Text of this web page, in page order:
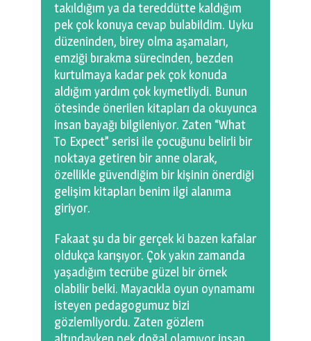
takıldığım ya da tereddütte kaldığım
pek çok konuya cevap bulabildim. Uyku
düzeninden, birey olma aşamaları,
emziği bırakma sürecinden, bezden
kurtulmaya kadar pek çok konuda
aldığım yardım çok kıymetliydi. Bunun
ötesinde önerilen kitapları da okuyunca
insan bayağı bilgileniyor. Zaten “What
To Expect” serisi ile çocuğunu belirli bir
noktaya getiren bir anne olarak,
özellikle güvendiğim bir kişinin önerdiği
gelişim kitapları benim ilgi alanıma
giriyor.
Fakaat şu da bir gerçek ki bazen kafalar
oldukça karışıyor. Çok yakın zamanda
yaşadığım tecrübe güzel bir örnek
olabilir belki. Mayacıkla oyun oynamamı
isteyen pedagogumuz bizi
gözlemliyordu. Zaten gözlem